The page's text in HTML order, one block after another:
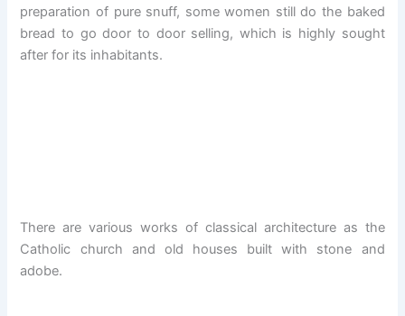
preparation of pure snuff, some women still do the baked
bread to go door to door selling, which is highly sought
after for its inhabitants.
There are various works of classical architecture as the
Catholic
church and old houses built with stone
and
adobe.